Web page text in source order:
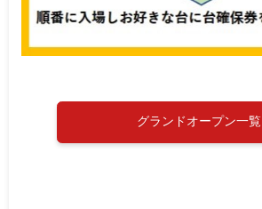
グランドオープン一覧